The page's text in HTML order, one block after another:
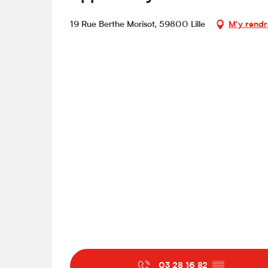
19 Rue Berthe Morisot, 59800 Lille M'y
03 28 16 82 ▒▒